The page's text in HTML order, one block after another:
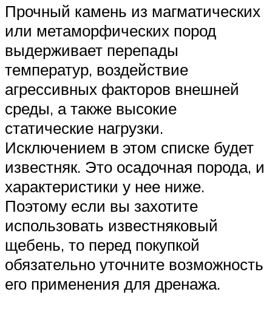
Прочный камень из магматических
или метаморфических пород
выдерживает перепады
температур, воздействие
агрессивных факторов внешней
среды, а также высокие
статические нагрузки.
Исключением в этом списке будет
известняк. Это осадочная порода, и
характеристики у нее ниже.
Поэтому если вы захотите
использовать известняковый
щебень, то перед покупкой
обязательно уточните возможность
его применения для дренажа.